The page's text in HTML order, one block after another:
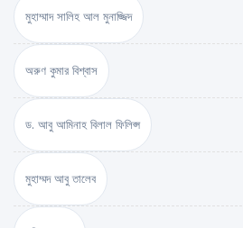
মুহাম্মাদ সালিহ আল মুনাজ্জিদ
অরুণ কুমার বিশ্বাস
ড. আবু আমিনাহ বিলাল ফিলিপ্স
মুহাম্মদ আবু তালেব